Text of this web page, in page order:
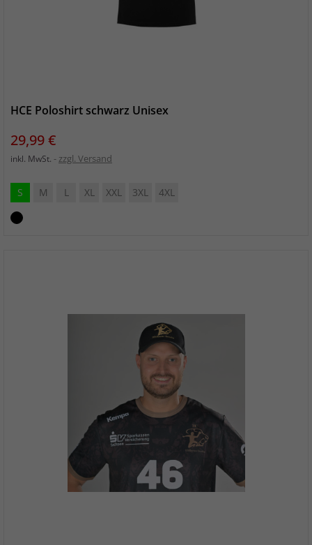
HCE Poloshirt schwarz Unisex
Preis
29,99 €
inkl. MwSt. zzgl. Versand
S M L XL XXL 3XL 4XL
schwarz_schwarz